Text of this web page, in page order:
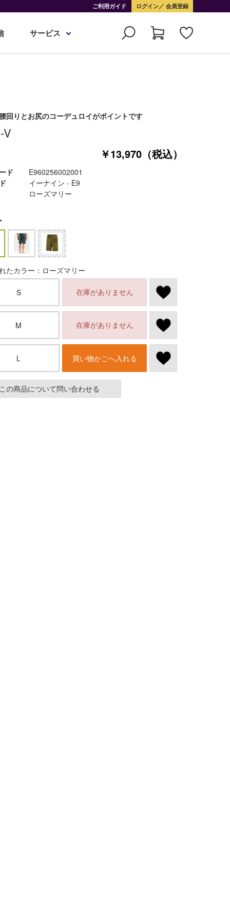
ご利用ガイド ログイン 会員登録
サービス
回りとお尻のコーデュロイがポイントです
V
￥13,970（税込）
ド
E960256002001
イーナイン - E9
ローズマリー
たカラー：ローズマリー
S 在庫がありません
M 在庫がありません
L 買い物かごへ入れる
の商品について問い合わせる